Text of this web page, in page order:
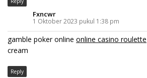
Fxncwr
1 Oktober 2023 pukul 1:38 pm
gamble poker online online casino roulette
cream
Reply